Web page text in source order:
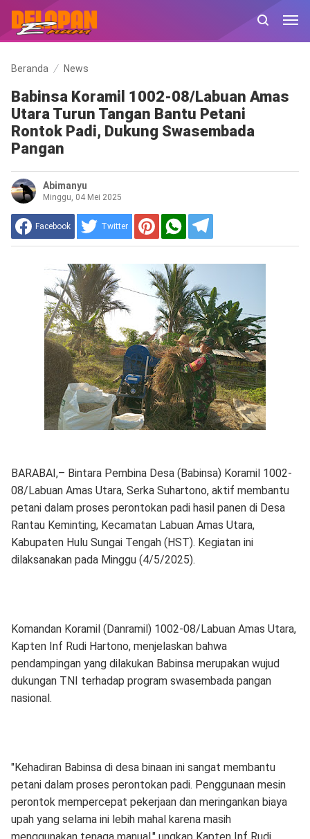
Beranda News
Babinsa Koramil 1002-08/Labuan Amas
Utara Turun Tangan Bantu Petani
Rontok Padi, Dukung Swasembada
Pangan
Abimanyu
Minggu, 04 Mei 2025
Facebook Twitter
BARABAI,– Bintara Pembina Desa (Babinsa) Koramil 1002-
08/Labuan Amas Utara, Serka Suhartono, aktif membantu
petani dalam proses perontokan padi hasil panen di Desa
Rantau Keminting, Kecamatan Labuan Amas Utara,
Kabupaten Hulu Sungai Tengah (HST). Kegiatan ini
dilaksanakan pada Minggu (4/5/2025).
Komandan Koramil (Danramil) 1002-08/Labuan Amas Utara,
Kapten Inf Rudi Hartono, menjelaskan bahwa
pendampingan yang dilakukan Babinsa merupakan wujud
dukungan TNI terhadap program swasembada pangan
nasional.
"Kehadiran Babinsa di desa binaan ini sangat membantu
petani dalam proses perontokan padi. Penggunaan mesin
perontok mempercepat pekerjaan dan meringankan biaya
upah yang selama ini lebih mahal karena masih